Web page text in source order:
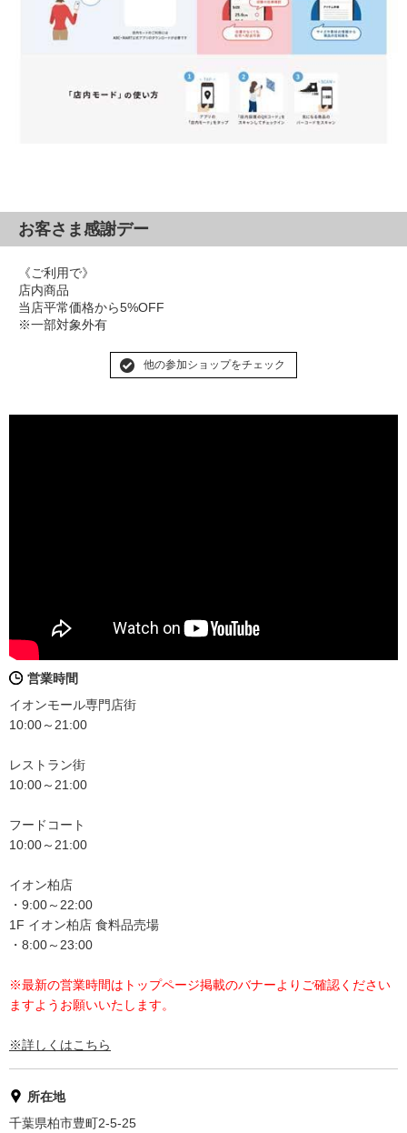
お客さま感謝デー
《ご利用で》
店内商品
当店平常価格から5%OFF
※一部対象外有
他の参加ショップをチェック
営業時間
イオンモール専門店街
10:00～21:00
レストラン街
10:00～21:00
フードコート
10:00～21:00
イオン柏店
・9:00～22:00
1F イオン柏店 食料品売場
・8:00～23:00
※最新の営業時間はトップページ掲載のバナーよりご確認ください
ますようお願いいたします。
※詳しくはこちら
所在地
千葉県柏市豊町2-5-25